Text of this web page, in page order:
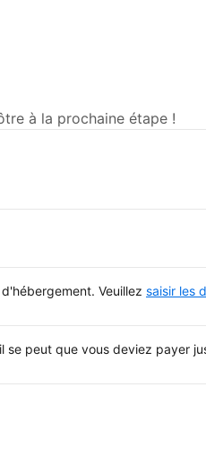
à la prochaine étape !
Veuillez saisir les
se peut que vous deviez payer